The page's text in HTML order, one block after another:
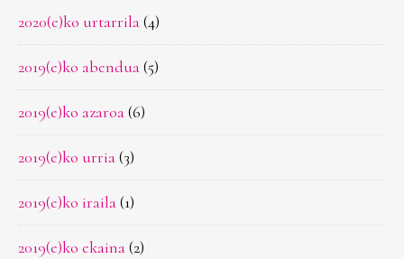
2020(e)ko urtarrila(4)
2019(e)ko abendua(5)
2019(e)ko azaroa(6)
2019(e)ko urria(3)
2019(e)ko iraila(1)
2019(e)ko ekaina(2)